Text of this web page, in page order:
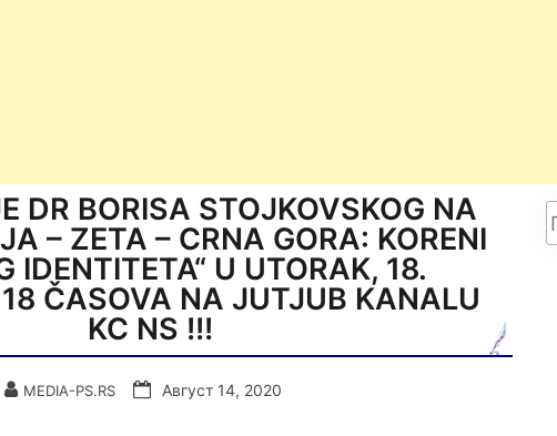
DR BORISA STOJKOVSKOG NA
– ZETA – CRNA GORA: KORENI
IDENTITETA“ U UTORAK, 18.
ČASOVA NA JUTJUB KANALU
KC NS !!!
MEDIA-PS.RS Август 14, 2020